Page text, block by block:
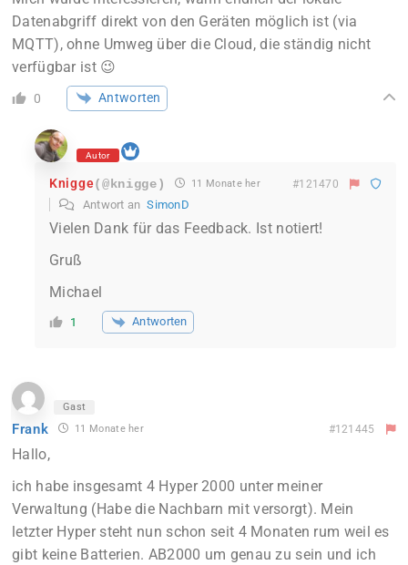
Datenabgriff direkt von den Geräten möglich ist (via
MQTT), ohne Umweg über die Cloud, die ständig nicht
verfügbar ist 😉
0 Antworten
Autor
Knigge(@knigge) 11 Monate her #121470
Antwort anSimonD
Vielen Dank für das Feedback. Ist notiert!
Gruß
Michael
1 Antworten
Gast
Frank 11 Monate her #121445
Hallo,
ich habe insgesamt 4 Hyper 2000 unter meiner
Verwaltung (Habe die Nachbarn mit versorgt). Mein
letzter Hyper steht nun schon seit 4 Monaten rum weil es
gibt keine Batterien. AB2000 um genau zu sein und ich